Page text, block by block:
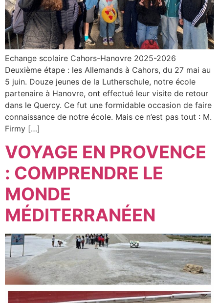
Echange scolaire Cahors-Hanovre 2025-2026
Deuxième étape : les Allemands à Cahors, du 27 mai au
5 juin. Douze jeunes de la Lutherschule, notre école
partenaire à Hanovre, ont effectué leur visite de retour
dans le Quercy. Ce fut une formidable occasion de faire
connaissance de notre école. Mais ce n’est pas tout : M.
Firmy […]
VOYAGE EN PROVENCE
: COMPRENDRE LE
MONDE
MÉDITERRANÉEN